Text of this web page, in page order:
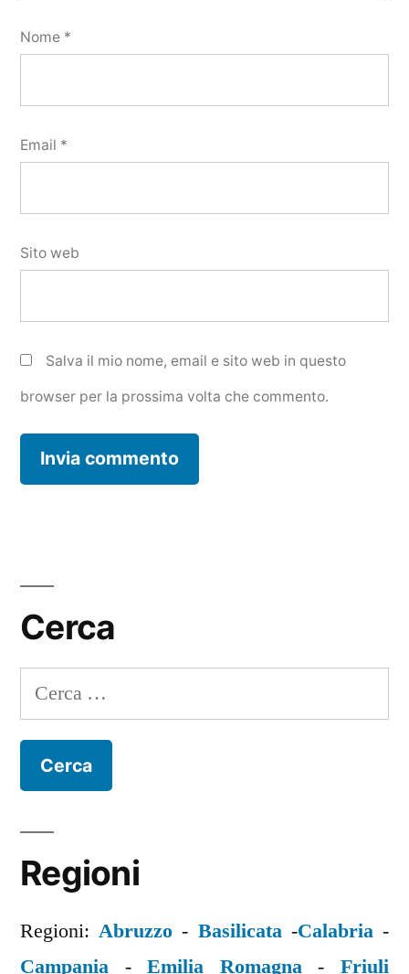
Nome *
Email *
Sito web
Salva il mio nome, email e sito web in questo
browser per la prossima volta che commento.
Cerca
Ricerca
per:
Regioni
Regioni:Abruzzo - Basilicata-Calabria-
Campania -Emilia Romagna-Friuli